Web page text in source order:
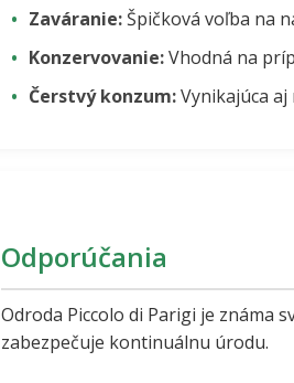
Zaváranie: Špičková voľba na
Konzervovanie:Vhodná na
Čerstvý konzum:Vynikajúca
Odporúčania
Odroda Piccolo di Parigi je známa
zabezpečuje kontinuálnu úrodu.